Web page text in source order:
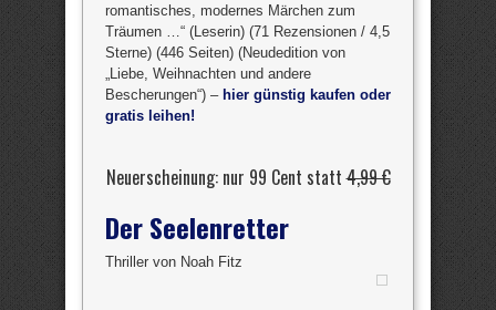
romantisches, modernes Märchen zum
Träumen …“ (Leserin) (71 Rezensionen / 4,5
Sterne) (446 Seiten) (Neudedition von
„Liebe, Weihnachten und andere
Bescherungen“) – hier günstig kaufen oder
gratis leihen!
Neuerscheinung: nur 99 Cent statt4,99 €
Der Seelenretter
Thriller von Noah Fitz